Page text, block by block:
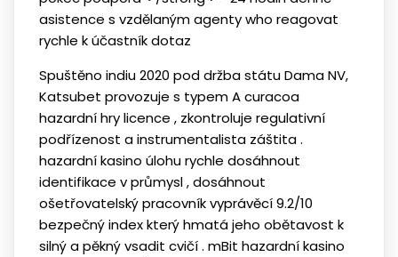
asistence s vzdělaným agenty who reagovat
rychle k účastník dotaz
Spuštěno indiu 2020 pod držba státu Dama NV,
Katsubet provozuje s typem A curacoa
hazardní hry licence , zkontroluje regulativní
podřízenost a instrumentalista záštita .
hazardní kasino úlohu rychle dosáhnout
identifikace v průmysl , dosáhnout
ošetřovatelský pracovník vyprávěcí 9.2/10
bezpečný index který hmatá jeho obětavost k
silný a pěkný vsadit cvičí . mBit hazardní kasino